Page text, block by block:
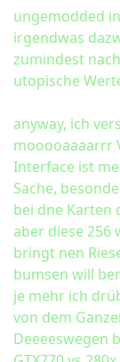
ungemodded
irgendwas
zumindest
utopische
anyway, ich
mooooaaaarrr
Interface ist
Sache,
bei dne Karten
aber diese 256
bringt nen
bumsen will
je mehr ich
von dem
Deeeeswegen